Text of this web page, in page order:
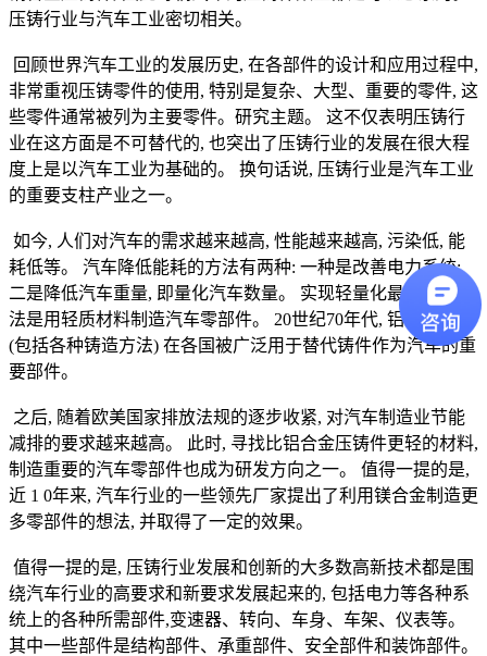
压铸行业与汽车工业密切相关。
回顾世界汽车工业的发展历史, 在各部件的设计和应用过程中,
非常重视压铸零件的使用, 特别是复杂、大型、重要的零件, 这
些零件通常被列为主要零件。研究主题。 这不仅表明压铸行
业在这方面是不可替代的, 也突出了压铸行业的发展在很大程
度上是以汽车工业为基础的。 换句话说, 压铸行业是汽车工业
的重要支柱产业之一。
如今, 人们对汽车的需求越来越高, 性能越来越高, 污染低, 能
耗低等。 汽车降低能耗的方法有两种: 一种是改善电力系统;
二是降低汽车重量, 即量化汽车数量。 实现轻量化最有效的方
法是用轻质材料制造汽车零部件。 20世纪70年代, 铝合金铸件
(包括各种铸造方法) 在各国被广泛用于替代铸件作为汽车的重
要部件。
之后, 随着欧美国家排放法规的逐步收紧, 对汽车制造业节能
减排的要求越来越高。 此时, 寻找比铝合金压铸件更轻的材料,
制造重要的汽车零部件也成为研发方向之一。 值得一提的是,
近 1 0年来, 汽车行业的一些领先厂家提出了利用镁合金制造更
多零部件的想法, 并取得了一定的效果。
值得一提的是, 压铸行业发展和创新的大多数高新技术都是围
绕汽车行业的高要求和新要求发展起来的, 包括电力等各种系
统上的各种所需部件,变速器、转向、车身、车架、仪表等。
其中一些部件是结构部件、承重部件、安全部件和装饰部件。